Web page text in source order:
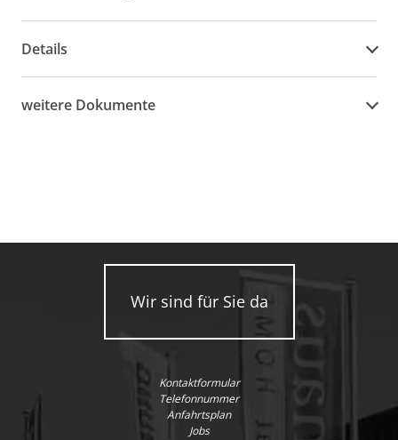
Details
weitere Dokumente
Wir sind für Sie da
Kontaktformular
Telefonnummer
Anfahrtsplan
Jobs